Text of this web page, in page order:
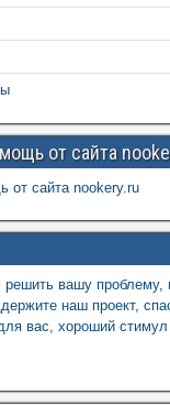
от сайта
от сайта nookery.ru
вашу
наш проект,
вас, хороший